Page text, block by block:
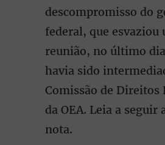
descompromisso do
federal, que esvaziou
reunião, no último dia
havia sido
Comissão de Direitos
da OEA. Leia a seguir
nota.